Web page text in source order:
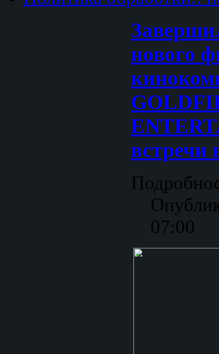
нового
встречи
07:00